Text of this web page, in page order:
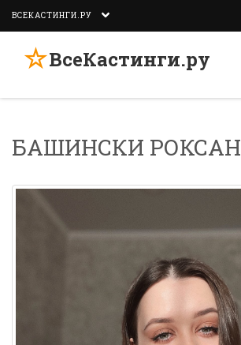
ВСЕКАСТИНГИ.РУ
☆ВсеКастинги.ру
БАШИНСКИ